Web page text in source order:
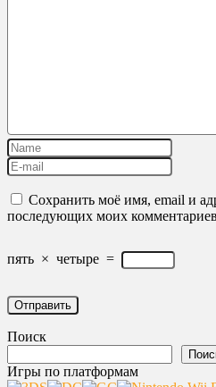
Сохранить моё имя, email и
последующих моих
пять × четыре =
Поиск
Игры по платформам